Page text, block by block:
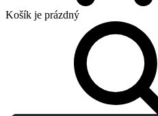
Košík je prázdný